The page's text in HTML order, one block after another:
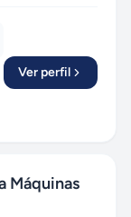
Ver perfil
Máquinas